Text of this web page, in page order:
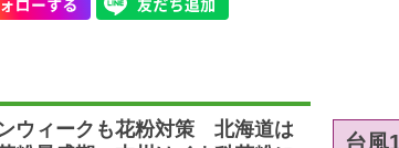
ウィークも花粉対策 北海道は
台風